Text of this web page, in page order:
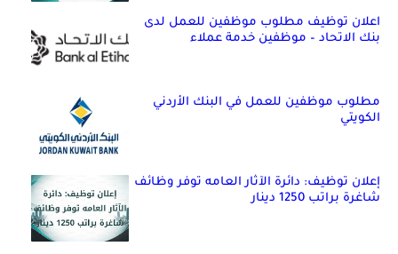
اعلان توظيف مطلوب موظفين للعمل لدى
بنك الاتحاد – موظفين خدمة عملاء
مطلوب موظفين للعمل في البنك الأردني
الكويتي
إعلان توظيف: دائرة الآثار العامه توفر وظائف
شاغرة براتب 1250 دينار